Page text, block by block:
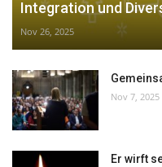
Integration und
Nov 26, 2025
Nov 7, 2025
Er wirft